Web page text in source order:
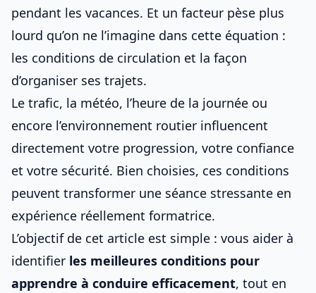
pendant les vacances. Et un facteur pèse plus
lourd qu’on ne l’imagine dans cette équation :
les conditions de circulation et la façon
d’organiser ses trajets.
Le trafic, la météo, l’heure de la journée ou
encore l’environnement routier influencent
directement votre progression, votre confiance
et votre sécurité. Bien choisies, ces conditions
peuvent transformer une séance stressante en
expérience réellement formatrice.
L’objectif de cet article est simple : vous aider à
identifier les meilleures conditions pour
apprendre à conduire efficacement, tout en